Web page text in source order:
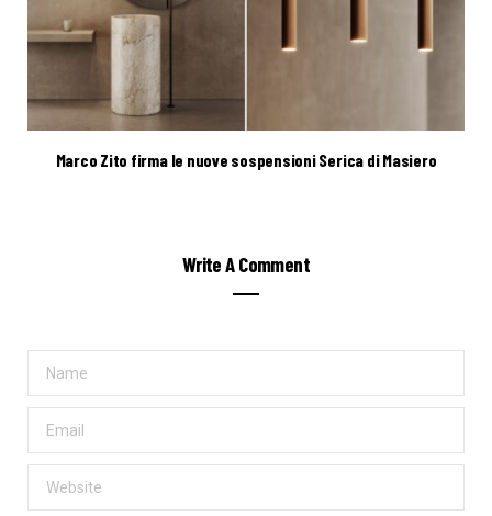
Marco Zito firma le nuove sospensioni Serica di Masiero
Write A Comment